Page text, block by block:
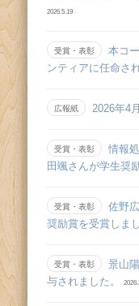
2026.5.19
受賞・表彰
本コ
ンティアに任命さ
広報紙 2026年4
受賞・表彰
情報
田颯さんが学生奨
受賞・表彰
佐野
奨励賞を受賞しまし
受賞・表彰
景山
与されました。